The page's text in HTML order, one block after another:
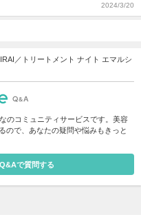
2024/3/20
／トリートメント ナイト エマルシ
のコミュニティサービスです。美容
ので、あなたの疑問や悩みもきっと
で質問する